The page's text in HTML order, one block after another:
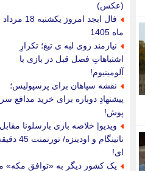
(عکس)
فال ابجد امروز یکشنبه 18 مرداد
ماه 1405
نیازمند روی لبه ی تیغ؛ تکرارِ
اشتباهاتِ فصل قبل در بازی با
آلومینیوم!
نقشه سپاهان برای پرسپولیس؛
پیشنهادِ دوباره برای خرید مدافع
پوش!
ویدیو| خلاصه بازی بارسلونا مقابل
ناتینگام و اودینزه/ تورنمنت
ای!
یک کشور دیگر به «توافق مکه»